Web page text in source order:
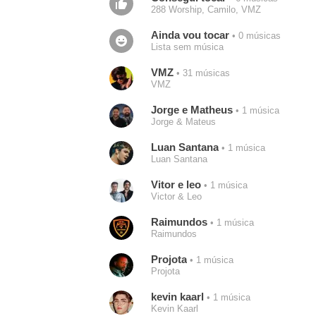
288 Worship, Camilo, VMZ
Ainda vou tocar• 0 músicas
Lista sem música
VMZ• 31 músicas
VMZ
Jorge e Matheus• 1 música
Jorge & Mateus
Luan Santana• 1 música
Luan Santana
Vitor e leo• 1 música
Victor & Leo
Raimundos• 1 música
Raimundos
Projota• 1 música
Projota
kevin kaarl • 1 música
Kevin Kaarl